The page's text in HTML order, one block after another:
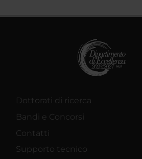
Dottorati di ricerca
Bandi e Concorsi
Contatti
Supporto tecnico